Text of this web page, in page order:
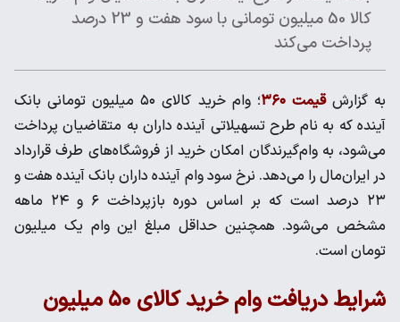
کالا 50 میلیون تومانی با سود هفت و 23 درصد
پرداخت می‌کند
به گزارشقیمت ۳۶۰
؛ وام خرید کالای ۵۰ میلیون تومانی بانک
آینده که به نام طرح تسهیلاتی آینده‌ داران به متقاضیان پرداخت
می‌شود، به وام‌گیرندگان امکان خرید از فروشگاه‌های طرف قرارداد
در ایران‌مال را می‌دهد. نرخ سود وام آینده داران بانک آینده هفت و
۲۳ درصد است که بر اساس دوره بازپرداخت ۶ و ۲۴ ماهه
مشخص می‌شود. همچنین حداقل مبلغ این وام یک میلیون
تومان است.
شرایط دریافت وام خرید کالای ۵۰ میلیون